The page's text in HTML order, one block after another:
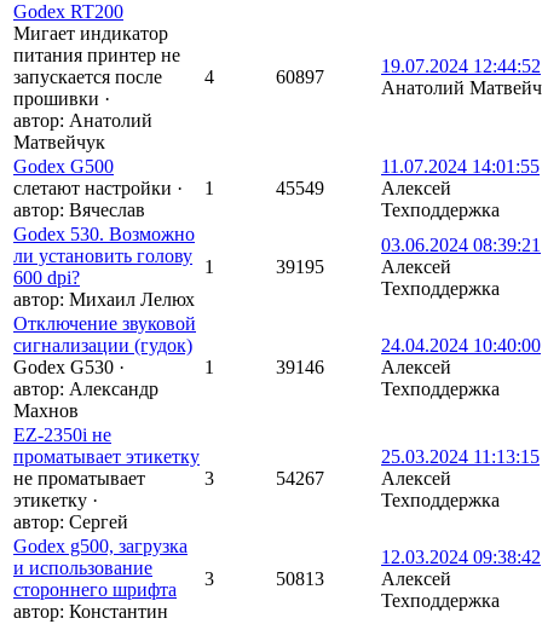
Godex RT200
Мигает индикатор
питания принтер не
запускается после
прошивки ·
автор: Анатолий
Матвейчук
4 60897
19.07.2024 12:44:52
Анатолий
Godex G500
слетают настройки ·
автор: Вячеслав
1 45549
11.07.2024 14:01:55
Алексей
Техподдержка
Godex 530. Возможно
ли установить голову
600 dpi?
автор: Михаил Лелюх
1 39195
03.06.2024 08:39:21
Алексей
Техподдержка
Отключение звуковой
сигнализации (гудок)
Godex G530 ·
автор: Александр
Махнов
1 39146
24.04.2024 10:40:00
Алексей
Техподдержка
EZ-2350i не
проматывает этикетку
не проматывает
этикетку ·
автор: Сергей
3 54267
25.03.2024 11:13:15
Алексей
Техподдержка
Godex g500, загрузка
и использование
стороннего шрифта
автор: Константин
3 50813
12.03.2024 09:38:42
Алексей
Техподдержка